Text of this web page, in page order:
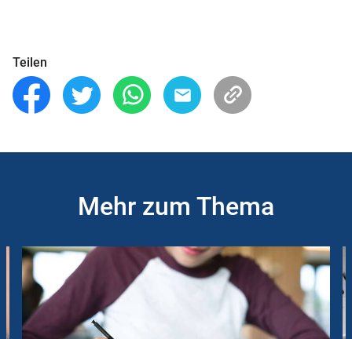
Teilen
Mehr zum Thema
Instructions